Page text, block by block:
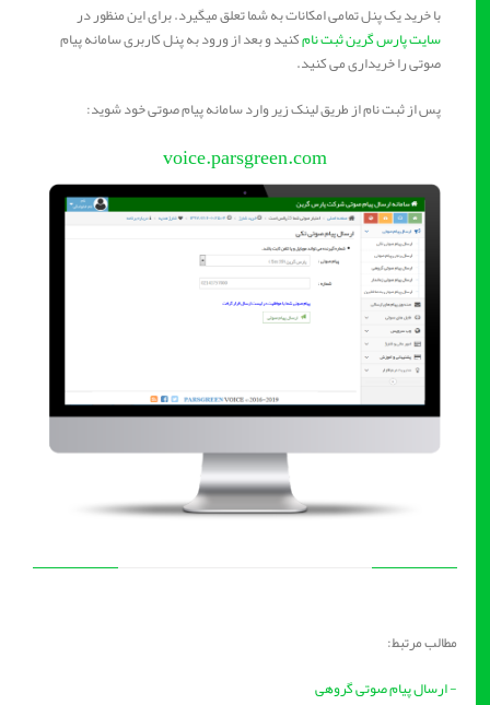
با خرید یک پنل تمامی امکانات به شما تعلق میگیرد. برای این منظور در
سایت پارس گرین ثبت نامکنید و بعد از ورود به پنل کاربری سامانه پیام
صوتی را خریداری می کنید.
پس از ثبت نام از طریق لینک زیر وارد سامانه پیام صوتی خود شوید:
voice.parsgreen.com
مطالب مرتبط:
- ارسال پیام صوتی گروهی